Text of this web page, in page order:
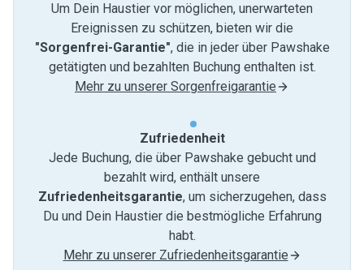
Um Dein Haustier vor möglichen, unerwarteten
Ereignissen zu schützen, bieten wir die
"Sorgenfrei-Garantie", die in jeder über Pawshake
getätigten und bezahlten Buchung enthalten ist.
Mehr zu unserer Sorgenfreigarantie
Zufriedenheit
Jede Buchung, die über Pawshake gebucht und
bezahlt wird, enthält unsere
Zufriedenheitsgarantie, um sicherzugehen, dass
Du und Dein Haustier die bestmögliche Erfahrung
habt.
Mehr zu unserer Zufriedenheitsgarantie